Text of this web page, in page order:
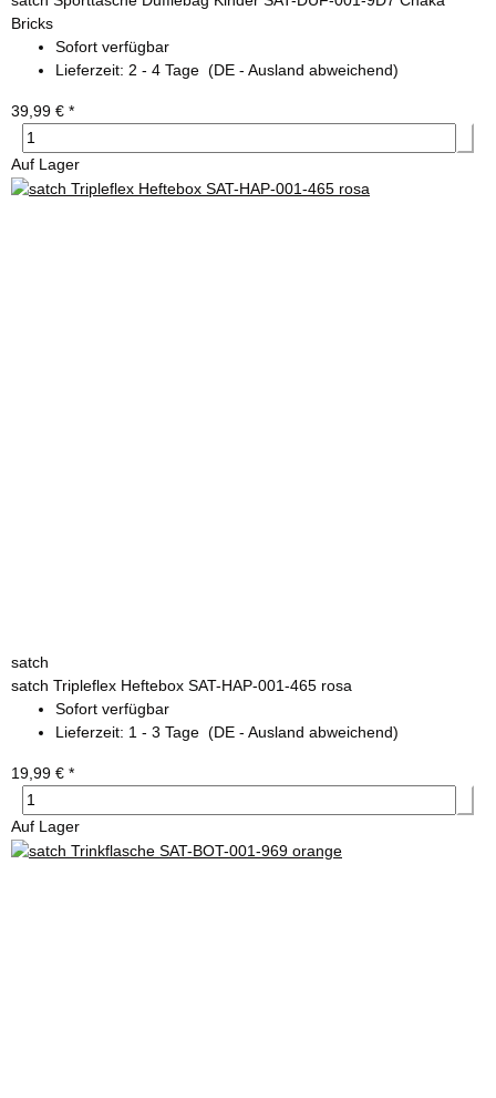
Bricks
Sofort verfügbar
Lieferzeit: 2 - 4 Tage (DE - Ausland abweichend)
39,99 € *
Auf Lager
satch
satch Tripleflex Heftebox SAT-HAP-001-465 rosa
Sofort verfügbar
Lieferzeit: 1 - 3 Tage (DE - Ausland abweichend)
19,99 € *
Auf Lager